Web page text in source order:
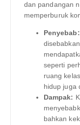
dan pandangan
memperburuk
Penyebab:
seperti
ruang
hidup juga
Dampak:
bahkan